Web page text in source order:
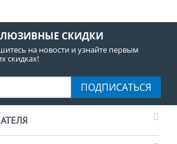
СКИДКИ
на новости и узнайте первым
скидках!
ПОДПИСАТЬСЯ